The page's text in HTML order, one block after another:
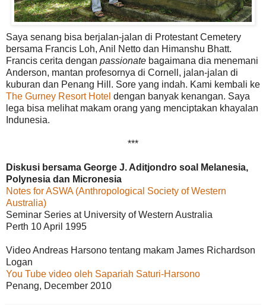
Saya senang bisa berjalan-jalan di Protestant Cemetery
bersama Francis Loh, Anil Netto dan Himanshu Bhatt.
Francis cerita dengan passionate bagaimana dia menemani
Anderson, mantan profesornya di Cornell, jalan-jalan di
kuburan dan Penang Hill. Sore yang indah. Kami kembali ke
The Gurney Resort Hotel dengan banyak kenangan. Saya
lega bisa melihat makam orang yang menciptakan khayalan
Indunesia.
***
Diskusi bersama George J. Aditjondro soal Melanesia,
Polynesia dan Micronesia
Notes for ASWA (Anthropological Society of Western
Australia)
Seminar Series at University of Western Australia
Perth 10 April 1995
Video Andreas Harsono tentang makam James Richardson
Logan
You Tube video oleh Sapariah Saturi-Harsono
Penang, December 2010